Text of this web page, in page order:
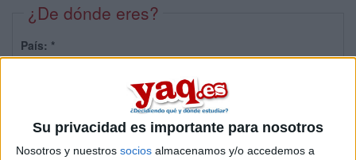
Su privacidad es importante para nosotros
Nosotros y nuestros socios almacenamos y/o accedemos a
¿De dónde eres?
País: *